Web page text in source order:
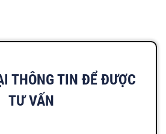
THÔNG TIN ĐỂ ĐƯỢC
TƯ VẤN